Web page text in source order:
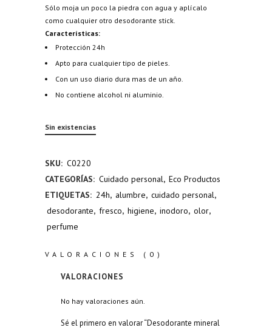
Sólo moja un poco la piedra con agua y aplícalo
como cualquier otro desodorante stick.
Características:
Protección 24h
Apto para cualquier tipo de pieles.
Con un uso diario dura mas de un año.
No contiene alcohol ni aluminio.
Sin existencias
SKU: C0220
CATEGORÍAS: Cuidado personal, Eco Productos
ETIQUETAS: 24h, alumbre, cuidado personal,
desodorante, fresco, higiene, inodoro, olor,
perfume
VALORACIONES (0)
VALORACIONES
No hay valoraciones aún.
Sé el primero en valorar “Desodorante mineral